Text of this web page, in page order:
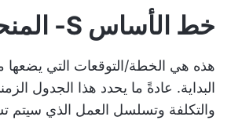
خط الأساس S- المنحنى
هذه هي الخطة/التوقعات التي
البداية. عادةً ما يحدد هذا الجدول
والتكلفة وتسلسل العمل الذي سيتم